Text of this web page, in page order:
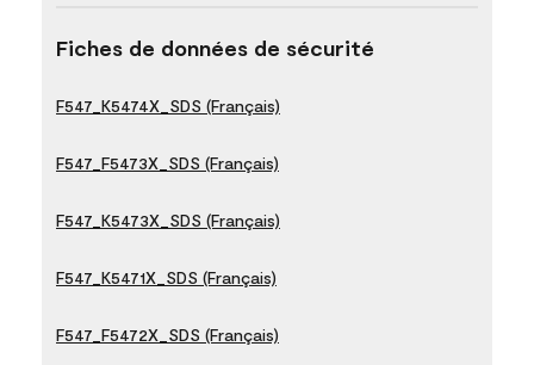
Fiches de données de sécurité
F547_K5474X_SDS (Français)
F547_F5473X_SDS (Français)
F547_K5473X_SDS (Français)
F547_K5471X_SDS (Français)
F547_F5472X_SDS (Français)